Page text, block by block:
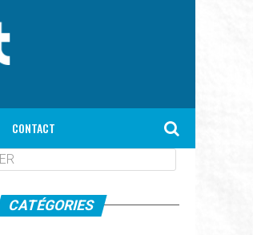
CONTACT
CATÉGORIES